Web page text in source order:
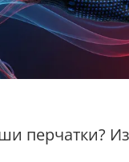
перчатки?